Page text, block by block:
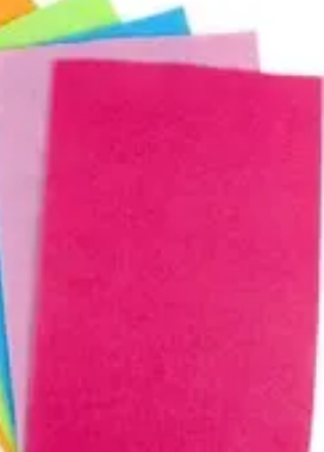
CollectionAchat